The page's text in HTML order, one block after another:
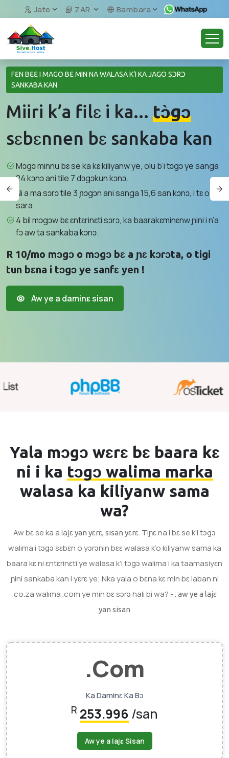
Jate ZAR Bambara
FƐN BƐƐ I MAGO BƐ MIN NA WALASA K’I KA JAGO SƆRƆ
SANKABA KAN
Miiri k’a filɛ i ka... tɔ̀gɔ
sɛbɛnnen bɛ sankaba kan
Mɔgɔ minnu bɛ se ka kɛ kiliyanw ye, olu b’i tɔgɔ ye sanga
24 kɔnɔ ani tile 7 dɔgɔkun kɔnɔ.
Ni a ma sɔrɔ tile 3 ɲɔgɔn ani sanga 15,6 san kɔnɔ, i tɛ o
sara.
4 bil mɔgɔw bɛ ɛntɛrinɛti sɔrɔ, ka baarakɛminɛnw ɲini i n’a
fɔ aw ta sankaba kɔnɔ.
R 10/mo mɔgɔ o mɔgɔ bɛ a ɲɛ kɔrɔta, o tigi
tun bɛna i tɔgɔ ye sanfɛ yen !
Aw ye a daminɛ sisan
Yala mɔgɔ wɛrɛ bɛ baara kɛ
ni i ka tɔgɔ walima marka
walasa ka kiliyanw sama
wa?
Aw bɛ se ka a lajɛyan yɛrɛ, sisan yɛrɛ. Tiɲɛ na i bɛ se k’i tɔgɔ
walima i tɔgɔ sɛbɛn o yɔrɔnin bɛɛ walasa k’o kiliyanw sama ka
baara kɛ ni ɛntɛrinɛti ye walasa k’i tɔgɔ walima i ka taamasiyɛn
ɲini sankaba kan i yɛrɛ ye; Nka yala o bɛna kɛ min bɛ laban ni
.co.za walima .com ye min bɛ sɔrɔ hali bi wa? - . aw ye a lajɛ
yan sisan
.com
Ka Daminɛ Ka Bɔ
R 253.996 /san
Aw ye a lajɛ Sisan